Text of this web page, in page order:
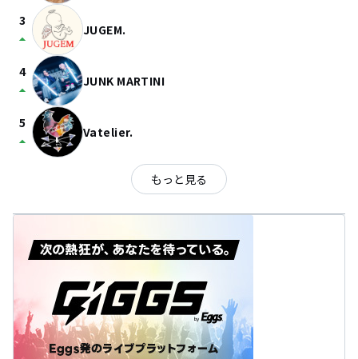
3
arrow_drop_up JUGEM.
4
arrow_drop_up JUNK MARTINI
5
arrow_drop_up Vatelier.
もっと見る